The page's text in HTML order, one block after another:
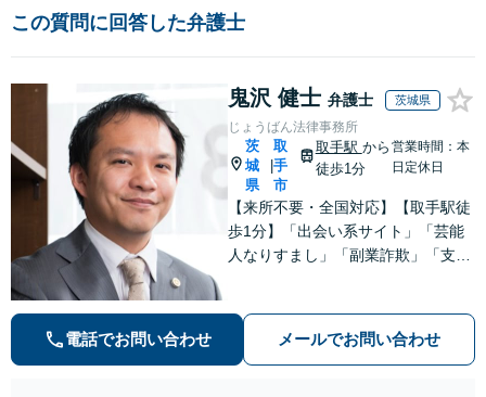
この質問に回答した弁護士
鬼沢 健士 弁護士 茨城県
じょうばん法律事務所
茨
城
県
取
手
市
取手駅 から
徒歩1分
営業時間：本
日定休日
【来所不要・全国対応】【取手駅徒
歩1分】「出会い系サイト」「芸能
人なりすまし」「副業詐欺」「支援
は不当解雇・雇い止め・残業代未払
いの相談【完全成功報酬制】【相談
電話でお問い合わせ メールでお問い合わせ